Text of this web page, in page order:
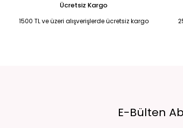
Ücretsiz Kargo
1500 TL ve üzeri alışverişlerde ücretsiz kargo
E-Bülten